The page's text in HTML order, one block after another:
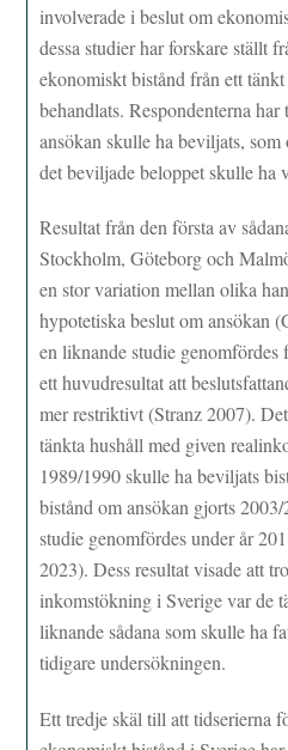
involverade i beslut om
dessa studier har forskare ställt
ekonomiskt bistånd från ett
behandlats. Respondenterna
ansökan skulle ha beviljats,
det beviljade beloppet skulle ha
Resultat från den första av
Stockholm, Göteborg och
en stor variation mellan olika
hypotetiska beslut om ansökan
en liknande studie
ett huvudresultat att
mer restriktivt (Stranz 2007).
tänkta hushåll med given
1989/1990 skulle ha beviljats
bistånd om ansökan gjorts
studie genomfördes under år
2023). Dess resultat visade att
inkomstökning i Sverige var de
liknande sådana som skulle ha
tidigare undersökningen.
Ett tredje skäl till att tidserierna